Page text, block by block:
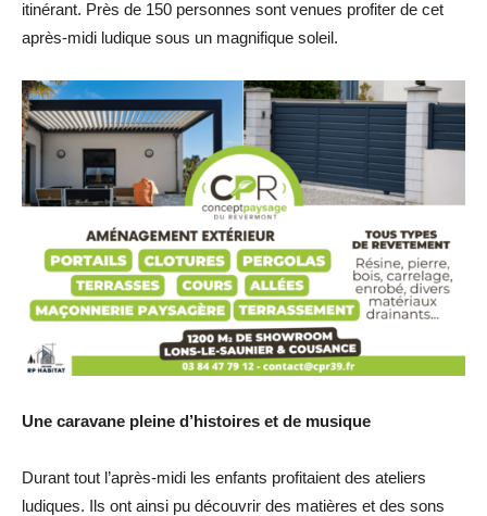
itinérant. Près de 150 personnes sont venues profiter de cet
après-midi ludique sous un magnifique soleil.
Une caravane pleine d’histoires et de musique
Durant tout l’après-midi les enfants profitaient des ateliers
ludiques. Ils ont ainsi pu découvrir des matières et des sons